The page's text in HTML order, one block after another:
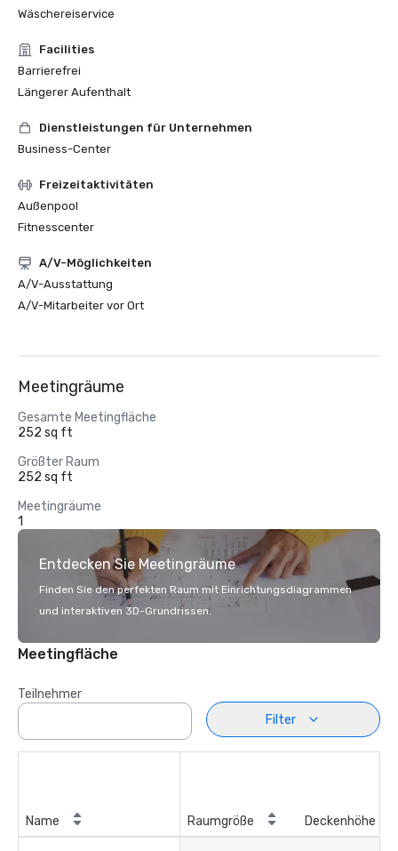
Wäschereiservice
Facilities
Barrierefrei
Längerer Aufenthalt
Dienstleistungen für Unternehmen
Business-Center
Freizeitaktivitäten
Außenpool
Fitnesscenter
A/V-Möglichkeiten
A/V-Ausstattung
A/V-Mitarbeiter vor Ort
Meetingräume
Gesamte Meetingfläche
252 sq ft
Größter Raum
252 sq ft
Meetingräume
1
Entdecken Sie Meetingräume
Finden Sie den perfekten Raum mit Einrichtungsdiagrammen
und interaktiven 3D-Grundrissen.
Meetingfläche
Teilnehmer
Filter
Name Raumgröße Deckenhöhe